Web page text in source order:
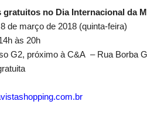
gratuitos no Dia Internacional da
de março de 2018 (quinta-feira)
às 20h
G2, próximo à C&A – Rua Borba